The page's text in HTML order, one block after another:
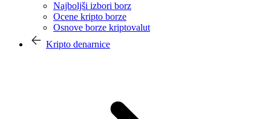
Najboljši izbori borz
Ocene kripto borze
Osnove borze kriptovalut
Kripto denarnice